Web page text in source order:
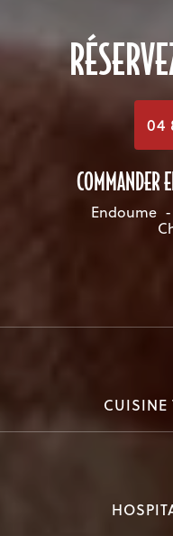
04
COMMANDER
Endoume -
CUISINE